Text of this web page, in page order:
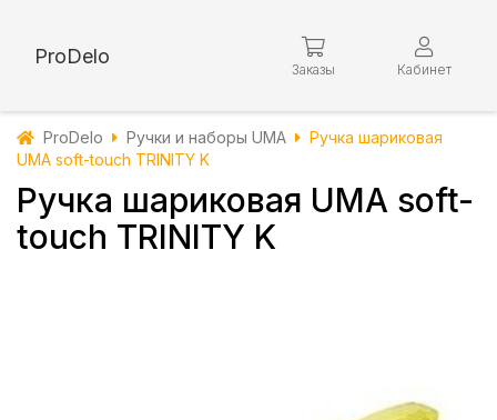
ProDelo
Заказы Кабинет
ProDelo Ручки и наборы UMA
Ручка шариковая
UMA soft-touch TRINITY K
Ручка шариковая UMA soft-
touch TRINITY K